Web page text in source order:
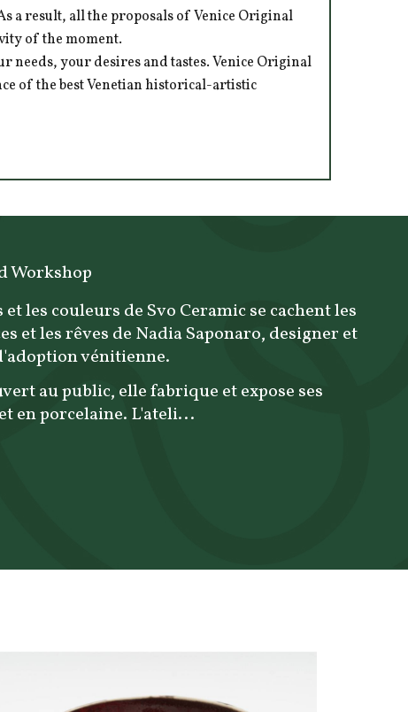
a result, all the proposals of Venice Original
of the moment.
needs, your desires and tastes. Venice Original
of the best Venetian historical-artistic
Workshop
les couleurs de Svo Ceramic se cachent les
et les rêves de Nadia Saponaro, designer et
vénitienne.
au public, elle fabrique et expose ses
en porcelaine. L'ateli...